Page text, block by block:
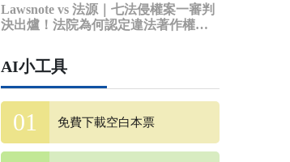
Lawsnote vs 法源｜七法侵權案一審判
決出爐！法院為何認定違法著作權
AI小工具
免費下載空白本票